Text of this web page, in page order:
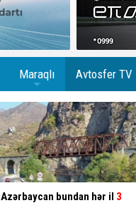
Maraqlı Avtosfer TV
Piyada keçidindən istifadə